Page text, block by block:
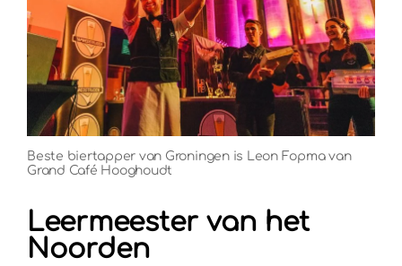
Beste biertapper van Groningen is Leon Fopma van
Grand Café Hooghoudt
Leermeester van het
Noorden